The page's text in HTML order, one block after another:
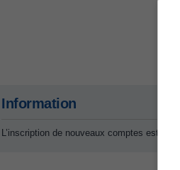
Information
L’inscription de nouveaux comptes est